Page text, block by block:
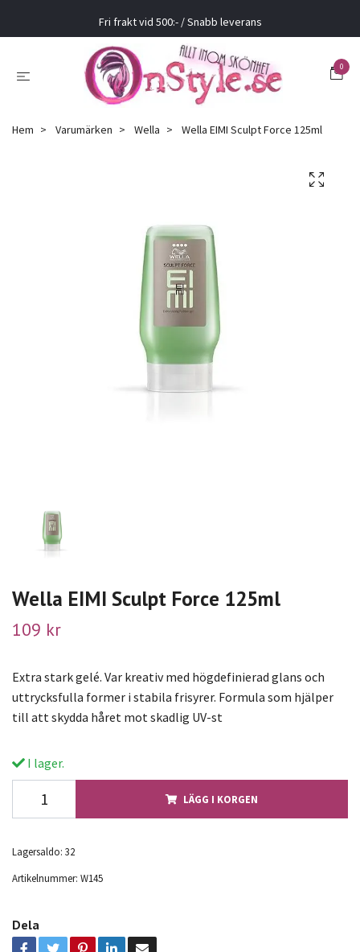
Fri frakt vid 500:- / Snabb leverans
0
Hem Varumärken Wella Wella EIMI Sculpt Force 125ml
Wella EIMI Sculpt Force 125ml
109 kr
Extra stark gelé. Var kreativ med högdefinierad glans och
uttrycksfulla former i stabila frisyrer. Formula som hjälper
till att skydda håret mot skadlig UV-st
I lager.
LÄGG I KORGEN
Lagersaldo: 32
Artikelnummer: W145
Dela